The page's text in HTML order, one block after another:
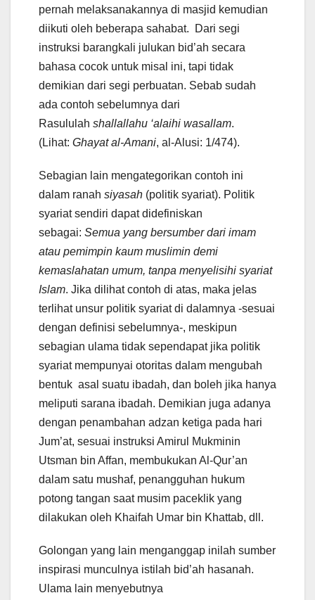
pernah melaksanakannya di masjid kemudian
diikuti oleh beberapa sahabat. Dari segi
instruksi barangkali julukan bid’ah secara
bahasa cocok untuk misal ini, tapi tidak
demikian dari segi perbuatan. Sebab sudah
ada contoh sebelumnya dari
Rasululah shallallahu ‘alaihi wasallam.
(Lihat: Ghayat al-Amani, al-Alusi: 1/474).
Sebagian lain mengategorikan contoh ini
dalam ranah siyasah (politik syariat). Politik
syariat sendiri dapat didefiniskan
sebagai: Semua yang bersumber dari imam
atau pemimpin kaum muslimin demi
kemaslahatan umum, tanpa menyelisihi syariat
Islam. Jika dilihat contoh di atas, maka jelas
terlihat unsur politik syariat di dalamnya -sesuai
dengan definisi sebelumnya-, meskipun
sebagian ulama tidak sependapat jika politik
syariat mempunyai otoritas dalam mengubah
bentuk asal suatu ibadah, dan boleh jika hanya
meliputi sarana ibadah. Demikian juga adanya
dengan penambahan adzan ketiga pada hari
Jum’at, sesuai instruksi Amirul Mukminin
Utsman bin Affan, membukukan Al-Qur’an
dalam satu mushaf, penangguhan hukum
potong tangan saat musim paceklik yang
dilakukan oleh Khaifah Umar bin Khattab, dll.
Golongan yang lain menganggap inilah sumber
inspirasi munculnya istilah bid’ah hasanah.
Ulama lain menyebutnya